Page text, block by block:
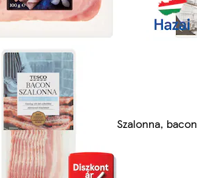
Szalonna, bacon